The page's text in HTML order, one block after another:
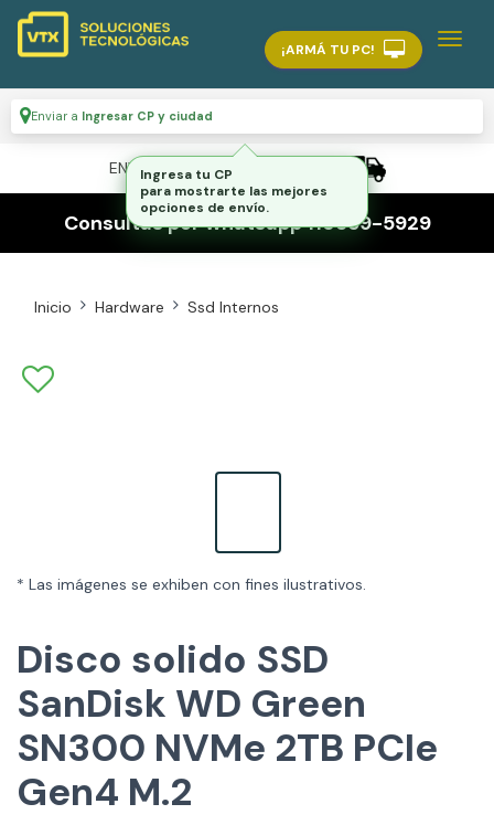
¡ARMÁ TU PC!
Enviar a Ingresar CP y ciudad
ENVÍO GRATIS A TODO EL PAÍS
Consultas por whatsapp 116559-5929
Inicio Hardware Ssd Internos
* Las imágenes se exhiben con fines ilustrativos.
Disco solido SSD
SanDisk WD Green
SN300 NVMe 2TB PCIe
Gen4 M.2
Ingresa tu CP
para mostrarte las mejores
opciones de envío.